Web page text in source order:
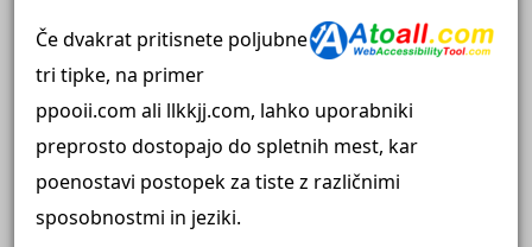
Če dvakrat pritisnete poljubne
tri tipke, na primer
ppooii.com ali llkkjj.com, lahko uporabniki
preprosto dostopajo do spletnih mest, kar
poenostavi postopek za tiste z različnimi
sposobnostmi in jeziki.